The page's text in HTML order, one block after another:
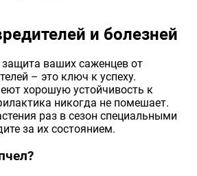
и болезней
защита ваших саженцев от
– это ключ к успеху.
хорошую устойчивость к
никогда не помешает.
раз в сезон специальными
за их состоянием.